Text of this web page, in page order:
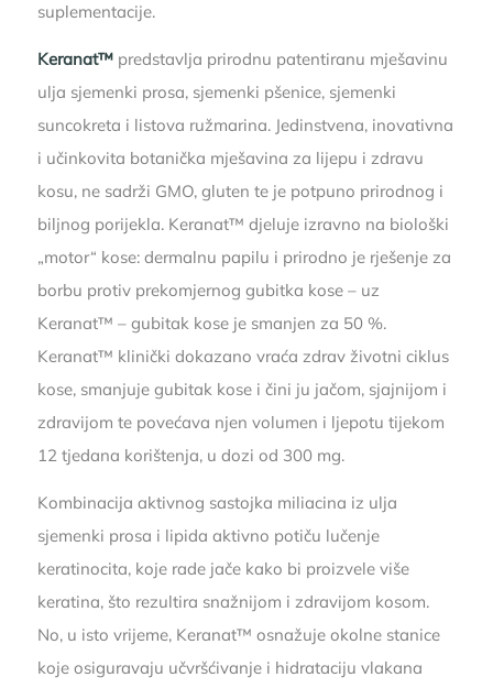
suplementacije.
Keranat™predstavlja prirodnu patentiranu mješavinu
ulja sjemenki prosa, sjemenki pšenice, sjemenki
suncokreta i listova ružmarina. Jedinstvena, inovativna
i učinkovita botanička mješavina za lijepu i zdravu
kosu, ne sadrži GMO, gluten te je potpuno prirodnog i
biljnog porijekla. Keranat™ djeluje izravno na biološki
„motor“ kose: dermalnu papilu i prirodno je rješenje za
borbu protiv prekomjernog gubitka kose – uz
Keranat™ – gubitak kose je smanjen za 50 %.
Keranat™ klinički dokazano vraća zdrav životni ciklus
kose, smanjuje gubitak kose i čini ju jačom, sjajnijom i
zdravijom te povećava njen volumen i ljepotu tijekom
12 tjedana korištenja, u dozi od 300 mg.
Kombinacija aktivnog sastojka miliacina iz ulja
sjemenki prosa i lipida aktivno potiču lučenje
keratinocita, koje rade jače kako bi proizvele više
keratina, što rezultira snažnijom i zdravijom kosom.
No, u isto vrijeme, Keranat™ osnažuje okolne stanice
koje osiguravaju učvršćivanje i hidrataciju vlakana